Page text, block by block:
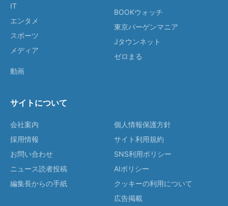
IT
エンタメ
スポーツ
メディア
動画
BOOKウォッチ
東京バーゲンマニア
Jタウンネット
ゼロまる
サイトについて
会社案内
採用情報
お問い合わせ
ニュース読者投稿
編集長からの手紙
個人情報保護方針
サイト利用規約
SNS利用ポリシー
AIポリシー
クッキーの利用について
広告掲載